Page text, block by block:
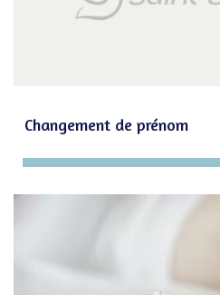
Changement de prénom